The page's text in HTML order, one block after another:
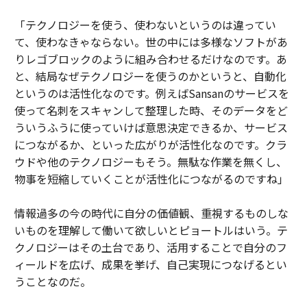
「テクノロジーを使う、使わないというのは違ってい
て、使わなきゃならない。世の中には多様なソフトがあ
りレゴブロックのように組み合わせるだけなのです。あ
と、結局なぜテクノロジーを使うのかというと、自動化
というのは活性化なのです。例えばSansanのサービスを
使って名刺をスキャンして整理した時、そのデータをど
ういうふうに使っていけば意思決定できるか、サービス
につながるか、といった広がりが活性化なのです。クラ
ウドや他のテクノロジーもそう。無駄な作業を無くし、
物事を短縮していくことが活性化につながるのですね」
情報過多の今の時代に自分の価値観、重視するものしな
いものを理解して働いて欲しいとピョートルはいう。テ
クノロジーはその土台であり、活用することで自分のフ
ィールドを広げ、成果を挙げ、自己実現につなげるとい
うことなのだ。